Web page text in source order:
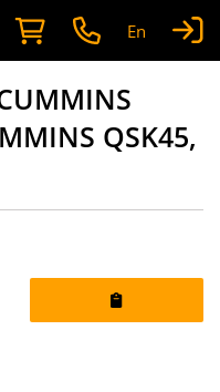
En
QSK45,